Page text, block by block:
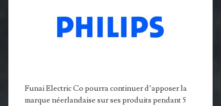
Funai Electric Co pourra continuer d’apposer la
marque néerlandaise sur ses produits pendant 5